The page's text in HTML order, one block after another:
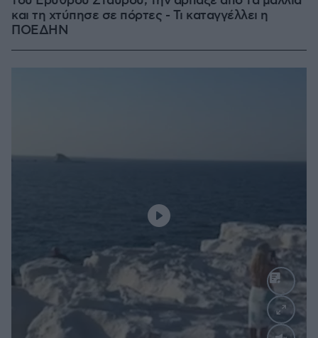
και τη χτύπησε σε πόρτες - Τι καταγγέλλει η
ΠΟΕΔΗΝ